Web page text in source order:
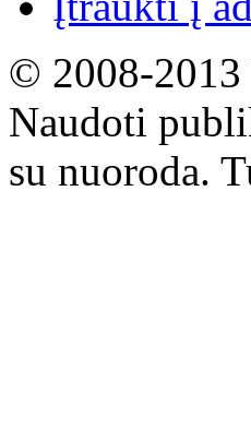
© 2008-2013
Naudoti
su nuoroda.